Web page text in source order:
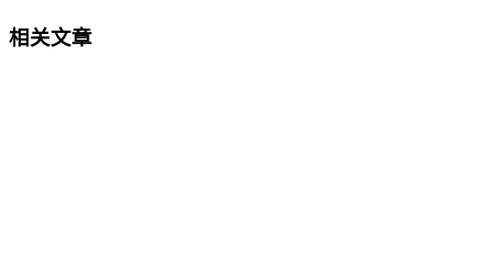
相关文章